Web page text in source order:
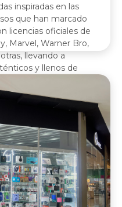
inspiradas en las
que han marcado
licencias oficiales de
Marvel, Warner Bro,
llevando a
y llenos de
una comunidad
estilo propio, porque
una historia."